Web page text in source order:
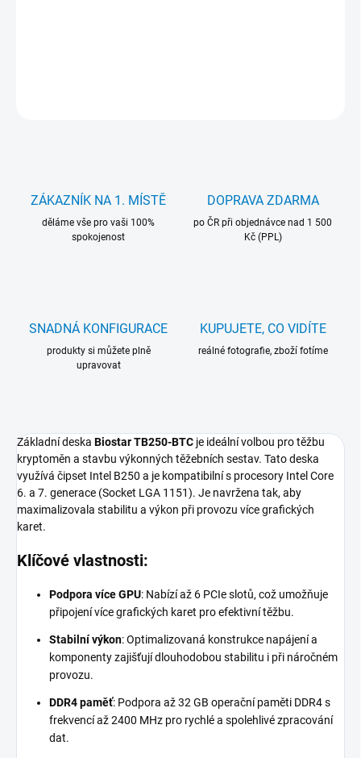
ZÁKAZNÍK NA 1. MÍSTĚ
děláme vše pro vaši 100%
spokojenost
DOPRAVA ZDARMA
po ČR při objednávce nad 1 500
Kč (PPL)
SNADNÁ KONFIGURACE
produkty si můžete plně
upravovat
KUPUJETE, CO VIDÍTE
reálné fotografie, zboží fotíme
Základní deska Biostar TB250-BTC je ideální volbou pro těžbu
kryptoměn a stavbu výkonných těžebních sestav. Tato deska
využívá čipset Intel B250 a je kompatibilní s procesory Intel Core
6. a 7. generace (Socket LGA 1151). Je navržena tak, aby
maximalizovala stabilitu a výkon při provozu více grafických
karet.
Klíčové vlastnosti:
Podpora více GPU: Nabízí až 6 PCIe slotů, což umožňuje
připojení více grafických karet pro efektivní těžbu.
Stabilní výkon: Optimalizovaná konstrukce napájení a
komponenty zajišťují dlouhodobou stabilitu i při náročném
provozu.
DDR4 paměť: Podpora až 32 GB operační paměti DDR4 s
frekvencí až 2400 MHz pro rychlé a spolehlivé zpracování
dat.